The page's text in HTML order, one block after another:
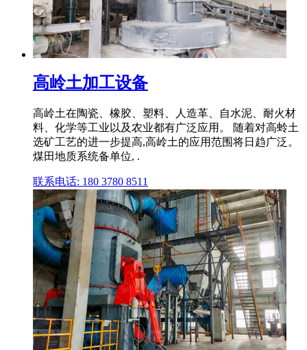
高岭土加工设备
高岭土在陶瓷、橡胶、塑料、人造革、自水泥、耐火材
料、化学等工业以及农业都有广泛应用。 随着对高蛉土
选矿工艺的进一步提高,高岭土的应用范围将日趋广泛。
煤田地质系统备单位, .
联系电话: 180 3780 8511